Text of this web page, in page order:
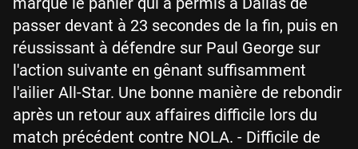
passer devant à 23 secondes de la fin, puis en
réussissant à défendre sur Paul George sur
l'action suivante en gênant suffisamment
l'ailier All-Star. Une bonne manière de rebondir
après un retour aux affaires difficile lors du
match précédent contre NOLA. - Difficile de